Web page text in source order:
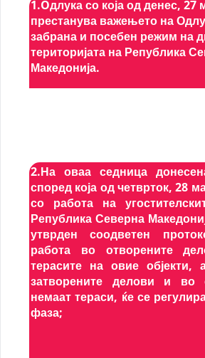
1.Oдлука со која од денес, 27
престанува важењето на
забрана и посебен режим на
територијата на Република
Македонија.
2.На оваа седница
според која од четврток, 28
со работа на
Република Северна
утврден соодветен
работа во отворените
терасите на овие објекти,
затворените делови и во
немаат тераси, ќе се
фаза;